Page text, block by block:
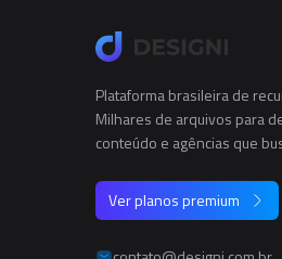
Plataforma brasileira de
Milhares de arquivos para
conteúdo e agências que
Ver planos premium